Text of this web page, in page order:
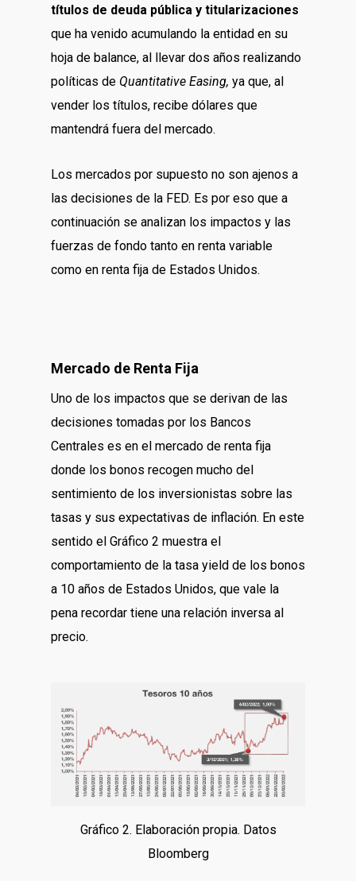
títulos de deuda pública y titularizaciones
que ha venido acumulando la entidad en su
hoja de balance, al llevar dos años realizando
políticas de Quantitative Easing, ya que, al
vender los títulos, recibe dólares que
mantendrá fuera del mercado.
Los mercados por supuesto no son ajenos a
las decisiones de la FED. Es por eso que a
continuación se analizan los impactos y las
fuerzas de fondo tanto en renta variable
como en renta fija de Estados Unidos.
Mercado de Renta Fija
Uno de los impactos que se derivan de las
decisiones tomadas por los Bancos
Centrales es en el mercado de renta fija
donde los bonos recogen mucho del
sentimiento de los inversionistas sobre las
tasas y sus expectativas de inflación. En este
sentido el Gráfico 2 muestra el
comportamiento de la tasa yield de los bonos
a 10 años de Estados Unidos, que vale la
pena recordar tiene una relación inversa al
precio.
Gráfico 2. Elaboración propia. Datos
Bloomberg